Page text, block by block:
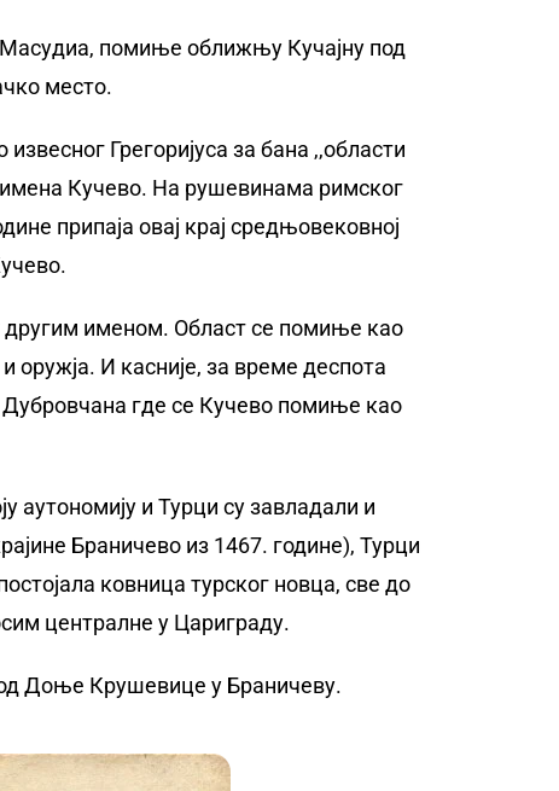
помиње оближњу Кучајну под
место.
Грегоријуса за бана ,,области
имена Кучево. На рушевинама римског
припаја овај крај средњовековној
другим именом. Област се помиње као
оружја. И касније, за време деспота
где се Кучево помиње као
аутономију и Турци су завладали и
Браничево из 1467. године), Турци
ковница турског новца, све до
централне у Цариграду.
Доње Крушевице у Браничеву.